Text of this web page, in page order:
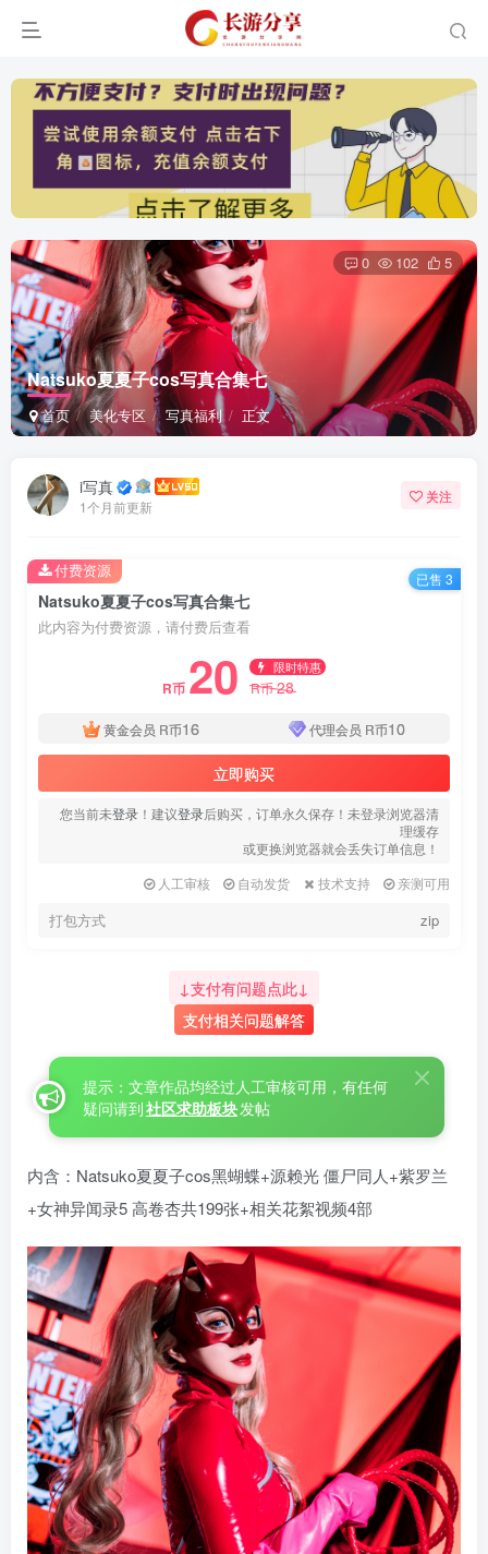
Natsuko夏夏子cos写真合集七
首页 美化专区 写真福利 正文
0 102 5
i写真
1个月前更新
关注
Natsuko夏夏子cos写真合集七
此内容为付费资源，请付费后查看
R币 20 限时特惠
R币28
黄金会员 R币16 代理会员 R币10
立即购买
您当前未登录 ！建议登录后购买，订单永久保存！未登录浏览器清
理缓存
或更换浏览器就会丢失订单信息！
人工审核
自动发货 技术支持 亲测可用
打包方式 zip
付费资源 已售 3
↓支付有问题点此↓
支付相关问题解答
提示：文章作品均经过人工审核可用，有任何
疑问请到社区求助板块发帖
内含：Natsuko夏夏子cos黑蝴蝶+源赖光 僵尸同人+紫罗兰
+女神异闻录5 高卷杏共199张+相关花絮视频4部